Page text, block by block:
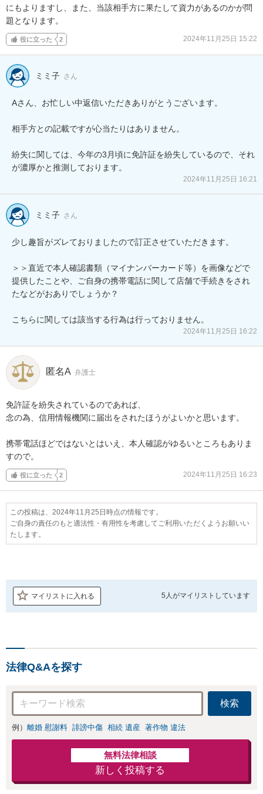
にもよりますし、また、当該相手方に果たして資力があるのかが問
題となります。
役に立った 2 2024年11月25日 15:22
ミミ子 さん
Aさん、お忙しい中返信いただきありがとうございます。
相手方との記載ですが心当たりはありません。
紛失に関しては、今年の3月頃に免許証を紛失しているので、それ
が濃厚かと推測しております。
2024年11月25日 16:21
ミミ子 さん
少し趣旨がズレておりましたので訂正させていただきます。
＞＞直近で本人確認書類（マイナンバーカード等）を画像などで
提供したことや、ご自身の携帯電話に関して店舗で手続きをされ
たなどがおありでしょうか？
こちらに関しては該当する行為は行っておりません。
2024年11月25日 16:22
匿名A 弁護士
免許証を紛失されているのであれば、
念の為、信用情報機関に届出をされたほうがよいかと思います。
携帯電話ほどではないとはいえ、本人確認がゆるいところもありま
すので。
役に立った 2 2024年11月25日 16:23
この投稿は、2024年11月25日時点の情報です。
ご自身の責任のもと適法性・有用性を考慮してご利用いただくようお願いい
たします。
マイリストに入れる 5人がマイリストしています
法律Q&Aを探す
検索
例） 離婚 慰謝料 誹謗中傷 相続 遺産 著作物 違法
無料法律相談
新しく投稿する